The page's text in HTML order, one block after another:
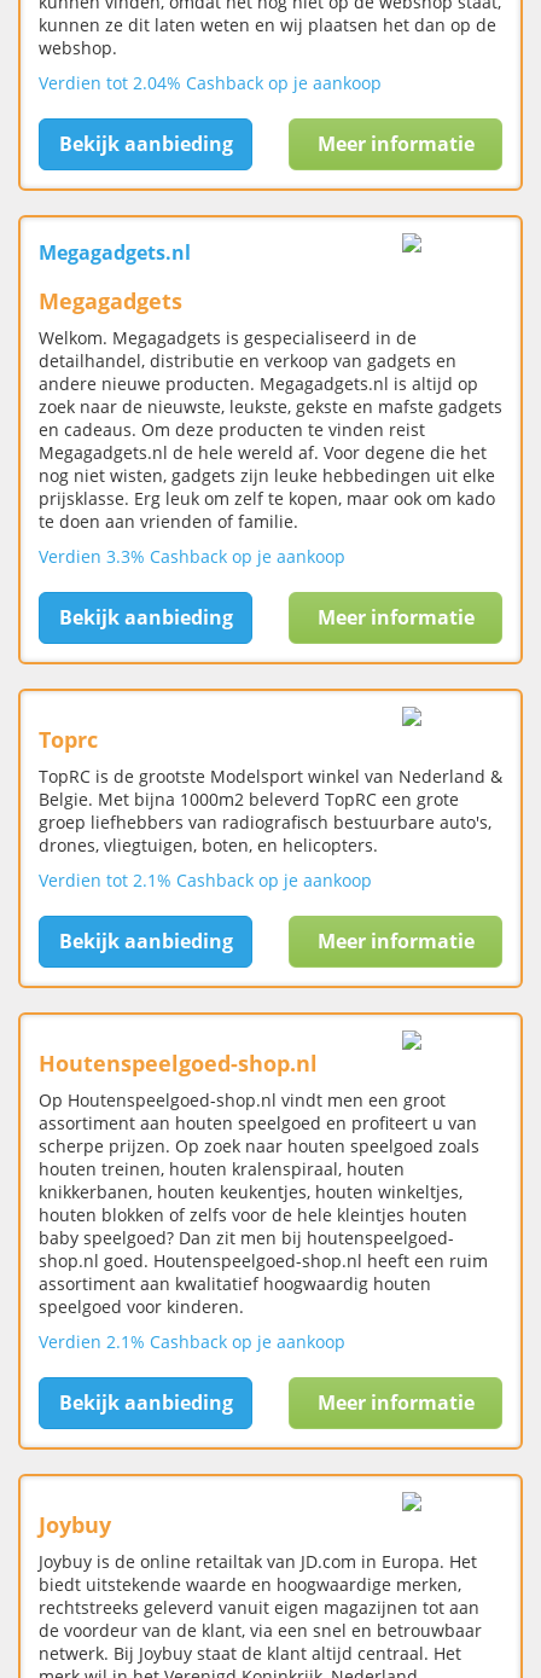
kunnen ze dit laten weten en wij plaatsen het dan op de
webshop.
Verdien tot 2.04% Cashback op je aankoop
Bekijk aanbieding Meer informatie
Megagadgets.nl
Megagadgets
Welkom. Megagadgets is gespecialiseerd in de
detailhandel, distributie en verkoop van gadgets en
andere nieuwe producten. Megagadgets.nl is altijd op
zoek naar de nieuwste, leukste, gekste en mafste gadgets
en cadeaus. Om deze producten te vinden reist
Megagadgets.nl de hele wereld af. Voor degene die het
nog niet wisten, gadgets zijn leuke hebbedingen uit elke
prijsklasse. Erg leuk om zelf te kopen, maar ook om kado
te doen aan vrienden of familie.
Verdien 3.3% Cashback op je aankoop
Bekijk aanbieding Meer informatie
Toprc
TopRC is de grootste Modelsport winkel van Nederland &
Belgie. Met bijna 1000m2 beleverd TopRC een grote
groep liefhebbers van radiografisch bestuurbare auto's,
drones, vliegtuigen, boten, en helicopters.
Verdien tot 2.1% Cashback op je aankoop
Bekijk aanbieding Meer informatie
Houtenspeelgoed-shop.nl
Op Houtenspeelgoed-shop.nl vindt men een groot
assortiment aan houten speelgoed en profiteert u van
scherpe prijzen. Op zoek naar houten speelgoed zoals
houten treinen, houten kralenspiraal, houten
knikkerbanen, houten keukentjes, houten winkeltjes,
houten blokken of zelfs voor de hele kleintjes houten
baby speelgoed? Dan zit men bij houtenspeelgoed-
shop.nl goed. Houtenspeelgoed-shop.nl heeft een ruim
assortiment aan kwalitatief hoogwaardig houten
speelgoed voor kinderen.
Verdien 2.1% Cashback op je aankoop
Bekijk aanbieding Meer informatie
Joybuy
Joybuy is de online retailtak van JD.com in Europa. Het
biedt uitstekende waarde en hoogwaardige merken,
rechtstreeks geleverd vanuit eigen magazijnen tot aan
de voordeur van de klant, via een snel en betrouwbaar
netwerk. Bij Joybuy staat de klant altijd centraal. Het